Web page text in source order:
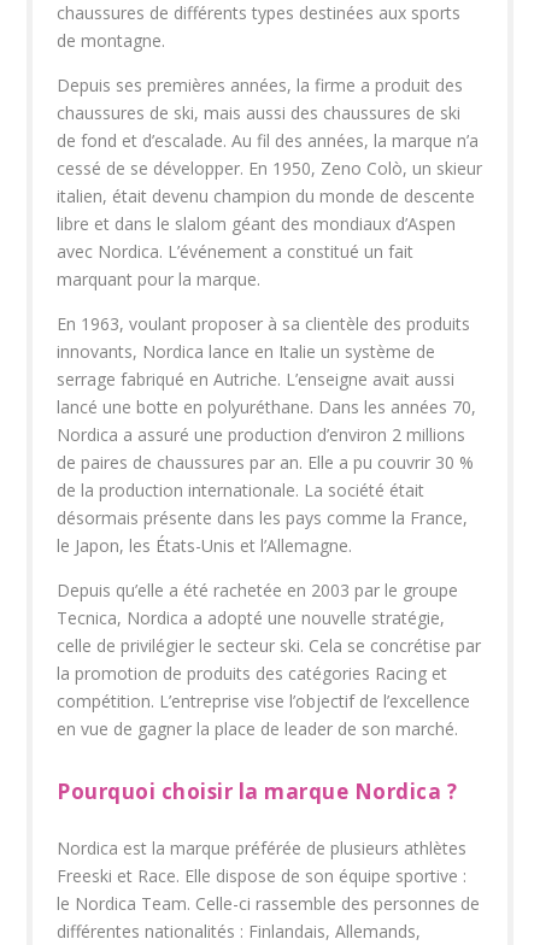
chaussures de différents types destinées aux sports
de montagne.
Depuis ses premières années, la firme a produit des
chaussures de ski, mais aussi des chaussures de ski
de fond et d’escalade. Au fil des années, la marque n’a
cessé de se développer. En 1950, Zeno Colò, un skieur
italien, était devenu champion du monde de descente
libre et dans le slalom géant des mondiaux d’Aspen
avec Nordica. L’événement a constitué un fait
marquant pour la marque.
En 1963, voulant proposer à sa clientèle des produits
innovants, Nordica lance en Italie un système de
serrage fabriqué en Autriche. L’enseigne avait aussi
lancé une botte en polyuréthane. Dans les années 70,
Nordica a assuré une production d’environ 2 millions
de paires de chaussures par an. Elle a pu couvrir 30 %
de la production internationale. La société était
désormais présente dans les pays comme la France,
le Japon, les États-Unis et l’Allemagne.
Depuis qu’elle a été rachetée en 2003 par le groupe
Tecnica, Nordica a adopté une nouvelle stratégie,
celle de privilégier le secteur ski. Cela se concrétise par
la promotion de produits des catégories Racing et
compétition. L’entreprise vise l’objectif de l’excellence
en vue de gagner la place de leader de son marché.
Pourquoi choisir la marque Nordica ?
Nordica est la marque préférée de plusieurs athlètes
Freeski et Race. Elle dispose de son équipe sportive :
le Nordica Team. Celle-ci rassemble des personnes de
différentes nationalités : Finlandais, Allemands,